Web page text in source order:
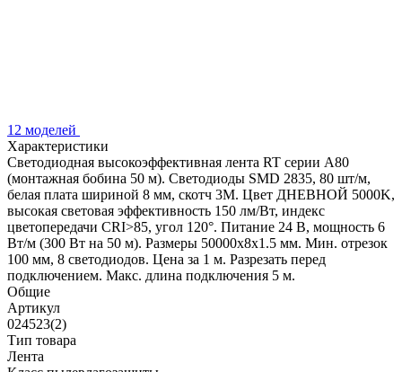
12 моделей
Характеристики
Светодиодная высокоэффективная лента RT серии A80
(монтажная бобина 50 м). Светодиоды SMD 2835, 80 шт/м,
белая плата шириной 8 мм, скотч 3M. Цвет ДНЕВНОЙ 5000K,
высокая световая эффективность 150 лм/Вт, индекс
цветопередачи CRI>85, угол 120°. Питание 24 В, мощность 6
Вт/м (300 Вт на 50 м). Размеры 50000x8x1.5 мм. Мин. отрезок
100 мм, 8 светодиодов. Цена за 1 м. Разрезать перед
подключением. Макс. длина подключения 5 м.
Общие
Артикул
024523(2)
Тип товара
Лента